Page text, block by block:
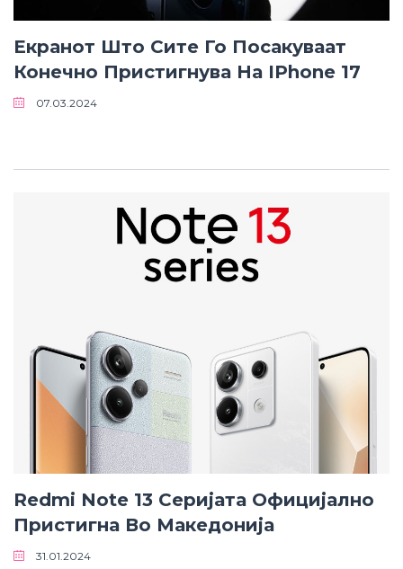
Екранот Што Сите Го Посакуваат
Конечно Пристигнува На IPhone 17
07.03.2024
Redmi Note 13 Серијата Официјално
Пристигна Во Македонија
31.01.2024